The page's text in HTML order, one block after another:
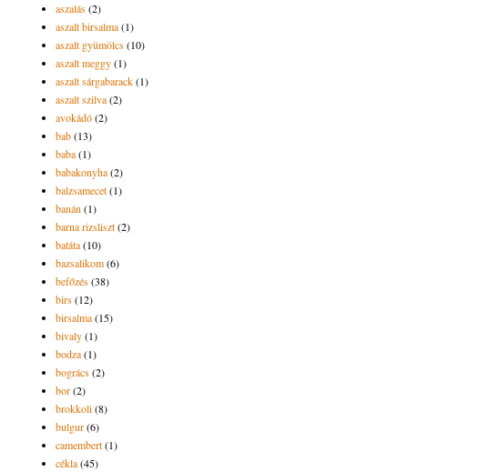
aszalás(2)
aszalt birsalma(1)
aszalt gyümölcs(10)
aszalt meggy(1)
aszalt sárgabarack(1)
aszalt szilva(2)
avokádó(2)
bab(13)
baba(1)
babakonyha(2)
balzsamecet(1)
banán(1)
barna rizsliszt(2)
batáta(10)
bazsalikom(6)
befőzés(38)
birs(12)
birsalma(15)
bivaly(1)
bodza(1)
bogrács(2)
bor(2)
brokkoli(8)
bulgur(6)
camembert(1)
cékla(45)